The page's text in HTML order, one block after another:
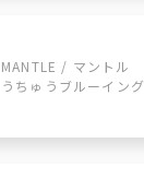
MANTLE / マントル
うちゅうブルーイン